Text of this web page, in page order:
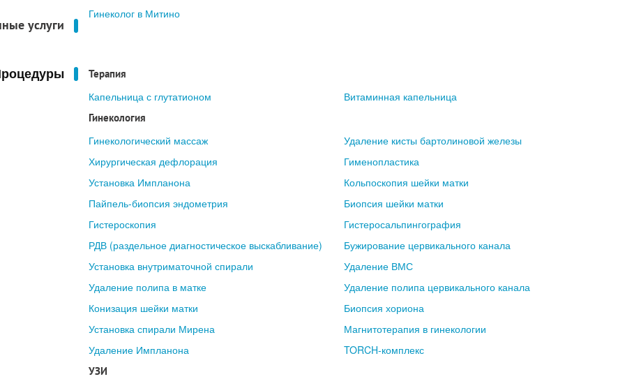
услуги
Гинеколог в Митино
Терапия
Капельница с глутатионом Витаминная капельница
Гинекология
Гинекологический массаж
Удаление кисты бартолиновой железы
Хирургическая дефлорация
Гименопластика
Установка Импланона
Кольпоскопия шейки матки
Пайпель-биопсия эндометрия
Биопсия шейки матки
Гистероскопия
Гистеросальпингография
РДВ (раздельное диагностическое выскабливание)
Бужирование цервикального канала
Установка внутриматочной спирали
Удаление ВМС
Удаление полипа в матке
Удаление полипа цервикального канала
Конизация шейки матки
Биопсия хориона
Установка спирали Мирена
Магнитотерапия в гинекологии
Удаление Импланона
TORCH-комплекс
УЗИ